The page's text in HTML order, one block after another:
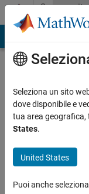
Vai al contenutoCommunity
Profile
Julia
seen:
quasi 6
Attivo
Seleziona un sito
dove disponibile e
tua area geografica,
States.
United States
Puoi anche